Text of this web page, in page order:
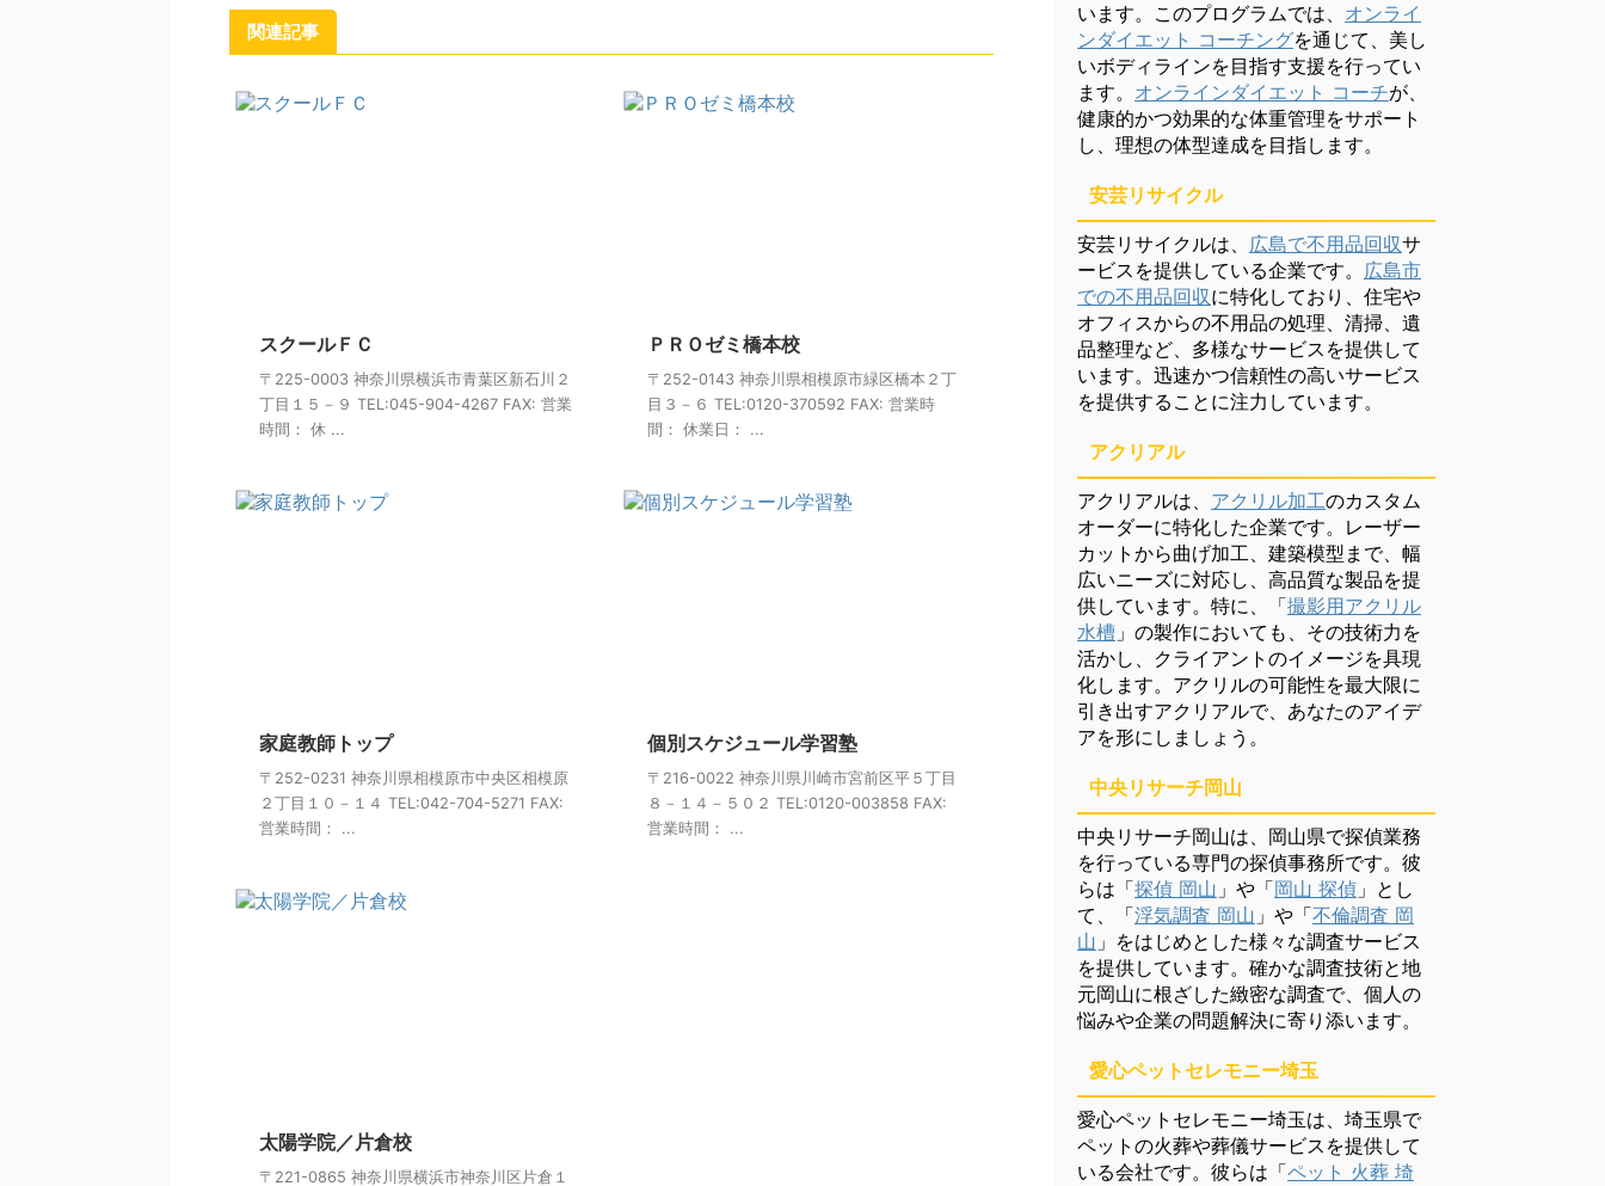
関連記事
スクールＦＣ
〒225-0003 神奈川県横浜市青葉区新石川２
丁目１５－９ TEL:045-904-4267 FAX: 営業
時間： 休 ...
ＰＲＯゼミ橋本校
〒252-0143 神奈川県相模原市緑区橋本２丁
目３－６ TEL:0120-370592 FAX: 営業時
間： 休業日： ...
家庭教師トップ
〒252-0231 神奈川県相模原市中央区相模原
２丁目１０－１４ TEL:042-704-5271 FAX:
営業時間： ...
個別スケジュール学習塾
〒216-0022 神奈川県川崎市宮前区平５丁目
８－１４－５０２ TEL:0120-003858 FAX:
営業時間： ...
太陽学院／片倉校
〒221-0865 神奈川県横浜市神奈川区片倉１
います。このプログラムでは、 オンライ
ンダイエット コーチングを通じて、美し
いボディラインを目指す支援を行ってい
ます。 オンラインダイエット コーチが、
健康的かつ効果的な体重管理をサポート
し、理想の体型達成を目指します。
安芸リサイクル
安芸リサイクルは、 広島で不用品回収サ
ービスを提供している企業です。 広島市
での不用品回収に特化しており、住宅や
オフィスからの不用品の処理、清掃、遺
品整理など、多様なサービスを提供して
います。迅速かつ信頼性の高いサービス
を提供することに注力しています。
アクリアル
アクリアルは、 アクリル加工のカスタム
オーダーに特化した企業です。レーザー
カットから曲げ加工、建築模型まで、幅
広いニーズに対応し、高品質な製品を提
供しています。特に、「撮影用アクリル
水槽 」の製作においても、その技術力を
活かし、クライアントのイメージを具現
化します。アクリルの可能性を最大限に
引き出すアクリアルで、あなたのアイデ
アを形にしましょう。
中央リサーチ岡山
中央リサーチ岡山は、岡山県で探偵業務
を行っている専門の探偵事務所です。彼
らは「探偵 岡山 」や「岡山 探偵 」とし
て、「浮気調査 岡山 」や「不倫調査 岡
山 」をはじめとした様々な調査サービス
を提供しています。確かな調査技術と地
元岡山に根ざした緻密な調査で、個人の
悩みや企業の問題解決に寄り添います。
愛心ペットセレモニー埼玉
愛心ペットセレモニー埼玉は、埼玉県で
ペットの火葬や葬儀サービスを提供して
いる会社です。彼らは「ペット 火葬 埼